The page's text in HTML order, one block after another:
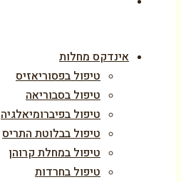
אינדקס מחלות
טיפול בפסוריאזיס
טיפול בסבוריאה
טיפול בפיברומיאלגיה
טיפול בבלוטת התריס
טיפול במחלת קרוהן
טיפול בחרדות